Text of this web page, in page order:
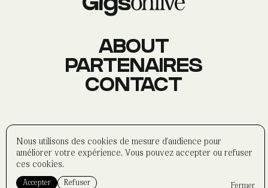
CONTACT
Formulaire Partenaires
ABOUT
PARTENAIRES
CONTACT
Politique de confidentialité
Mentions légales
Nous utilisons des cookies de mesure d'audience pour
améliorer votre expérience. Vous pouvez accepter ou refuser
ces cookies.
Accepter Refuser Fermer